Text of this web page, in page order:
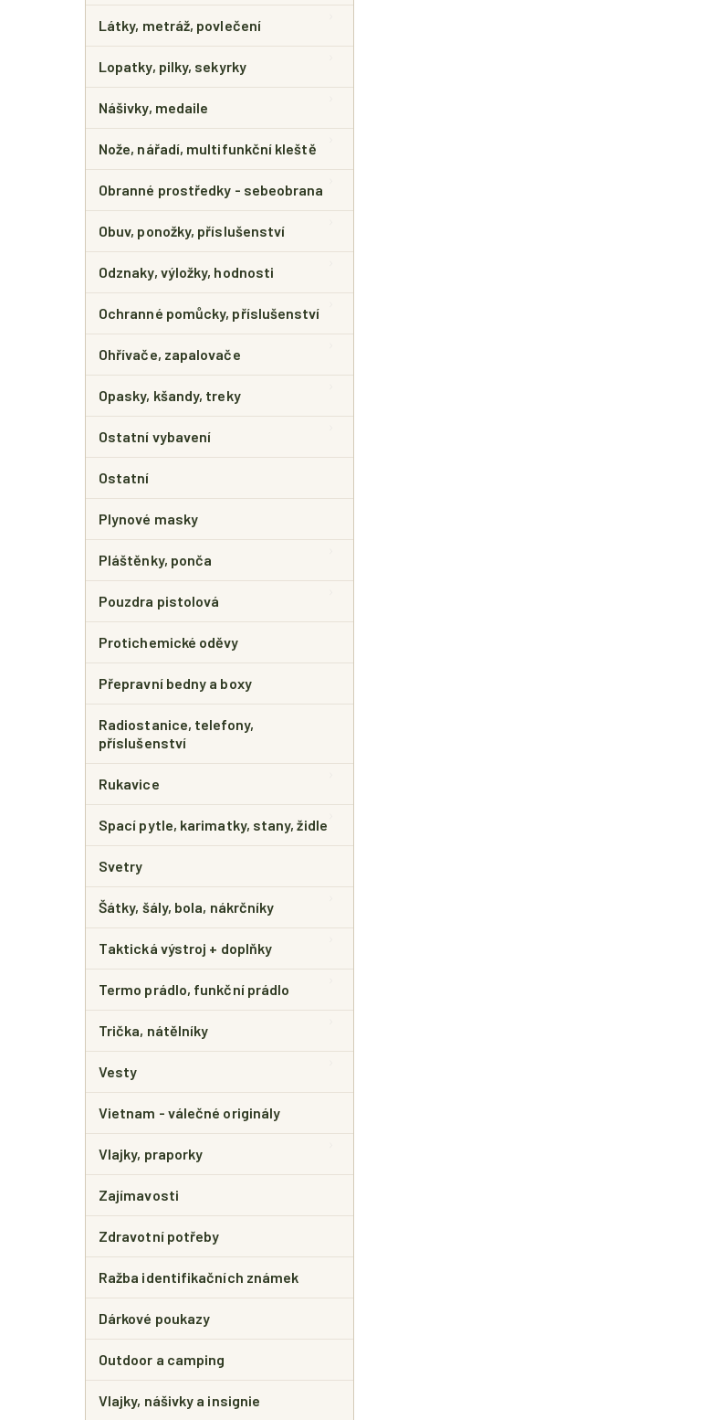
Látky, metráž, povlečení
Lopatky, pilky, sekyrky
Nášivky, medaile
Nože, nářadí, multifunkční kleště
Obranné prostředky - sebeobrana
Obuv, ponožky, příslušenství
Odznaky, výložky, hodnosti
Ochranné pomůcky, příslušenství
Ohřívače, zapalovače
Opasky, kšandy, treky
Ostatní vybavení
Ostatní
Plynové masky
Pláštěnky, ponča
Pouzdra pistolová
Protichemické oděvy
Přepravní bedny a boxy
Radiostanice, telefony,
příslušenství
Rukavice
Spací pytle, karimatky, stany, židle
Svetry
Šátky, šály, bola, nákrčníky
Taktická výstroj + doplňky
Termo prádlo, funkční prádlo
Trička, nátělníky
Vesty
Vietnam - válečné originály
Vlajky, praporky
Zajímavosti
Zdravotní potřeby
Ražba identifikačních známek
Dárkové poukazy
Outdoor a camping
Vlajky, nášivky a insignie